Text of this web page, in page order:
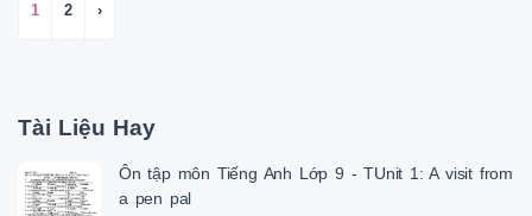
1 2 ›
Tài Liệu Hay
Ôn tập môn Tiếng Anh Lớp 9 - TUnit 1: A visit from
a pen pal